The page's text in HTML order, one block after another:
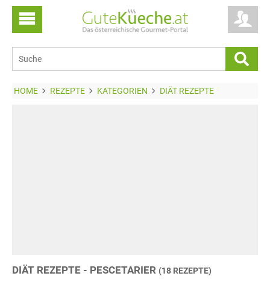
HOME REZEPTE KATEGORIEN DIÄT REZEPTE
DIÄT REZEPTE - PESCETARIER (18 REZEPTE)